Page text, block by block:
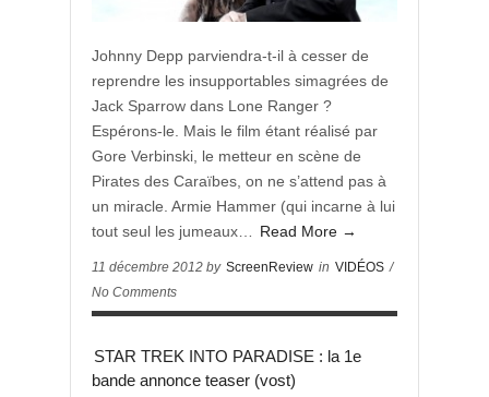
Johnny Depp parviendra-t-il à cesser de
reprendre les insupportables simagrées de
Jack Sparrow dans Lone Ranger ?
Espérons-le. Mais le film étant réalisé par
Gore Verbinski, le metteur en scène de
Pirates des Caraïbes, on ne s’attend pas à
un miracle. Armie Hammer (qui incarne à lui
tout seul les jumeaux…
Read More →
11 décembre 2012 by ScreenReview in VIDÉOS /
No Comments
STAR TREK INTO PARADISE : la 1e
bande annonce teaser (vost)